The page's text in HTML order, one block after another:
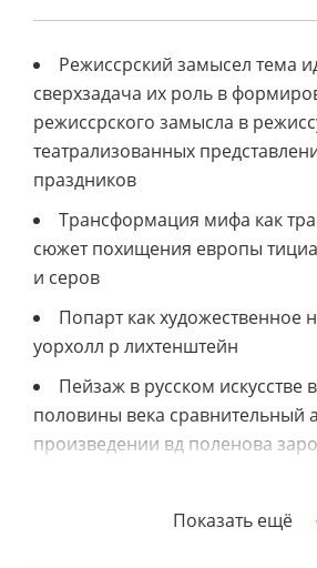
Режиссрский замысел тема
сверхзадача их роль в
режиссрского замысла в
театрализованных
праздников
Трансформация мифа как
сюжет похищения европы
и серов
Попарт как художественное
уорхолл р лихтенштейн
Пейзаж в русском искусстве
половины века сравнительный
произведении вд поленова
Апроприация как способ
Показать ещё